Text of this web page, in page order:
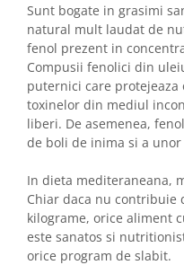
Sunt bogate in grasimi
natural mult laudat de
fenol prezent in
Compusii fenolici din
puternici care
toxinelor din mediul
liberi. De asemenea,
de boli de inima si a
In dieta mediteraneana,
Chiar daca nu contribuie
kilograme, orice aliment
este sanatos si
orice program de slabit.